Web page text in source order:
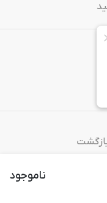
ناموجود